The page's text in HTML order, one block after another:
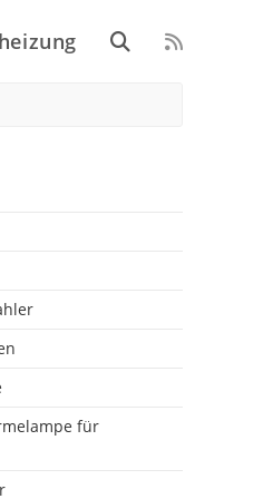
Website-
für